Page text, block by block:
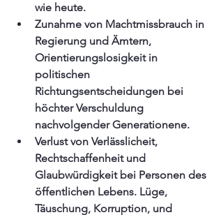
wie heute.
Zunahme von Machtmissbrauch in
Regierung und Ämtern,
Orientierungslosigkeit in
politischen
Richtungsentscheidungen bei
höchter Verschuldung
nachvolgender Generationene.
Verlust von Verlässlicheit,
Rechtschaffenheit und
Glaubwürdigkeit bei Personen des
öffentlichen Lebens. Lüge,
Täuschung, Korruption, und